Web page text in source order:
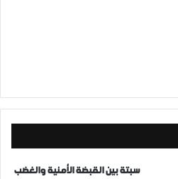
سبتة بين القبضة الأمنية والغضب